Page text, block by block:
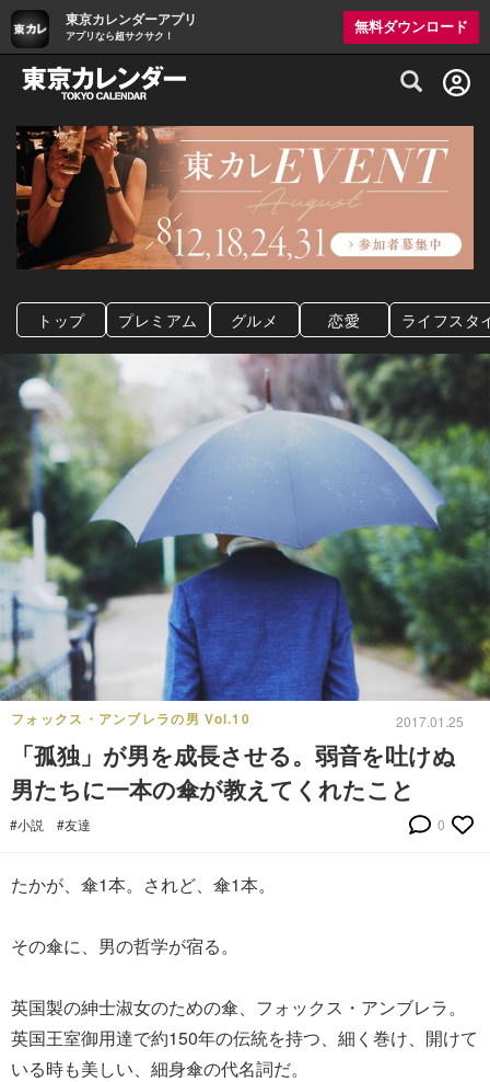
東京カレンダーアプリ
アプリなら超サクサク！
無料ダウンロード
グルメ情報・プレミアムレストラン予約
トップ プレミアム グルメ 恋愛 ライフスタ
フォックス・アンブレラの男 Vol.10 2017.01.25
「孤独」が男を成長させる。弱音を吐けぬ
男たちに一本の傘が教えてくれたこと
#小説 #友達 0
たかが、傘1本。されど、傘1本。
その傘に、男の哲学が宿る。
英国製の紳士淑女のための傘、フォックス・アンブレラ。
英国王室御用達で約150年の伝統を持つ、細く巻け、開けて
いる時も美しい、細身傘の代名詞だ。